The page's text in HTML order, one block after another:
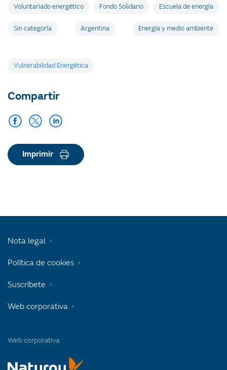
Voluntariado energético Fondo Solidario Escuela de energía
Sin categoría Argentina Energía y medio ambiente
Etiquetas
Vulnerabilidad Energética
Compartir
Imprimir
Web corporativa
Nota legal
Política de cookies
Suscríbete
Web corporativa